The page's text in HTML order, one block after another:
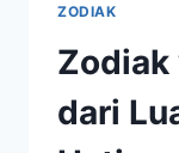
ZODIAK
Zodiak
dari